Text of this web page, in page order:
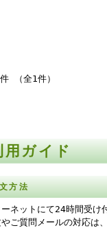
（全1件）
用ガイド
方法
ーネットにて24時間受け
ご質問メールの対応は